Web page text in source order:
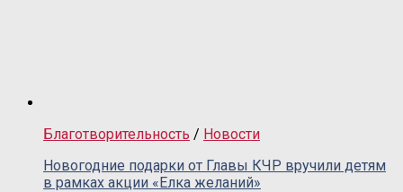
Благотворительность / Новости
Новогодние подарки от Главы КЧР вручили детям
в рамках акции «Елка желаний»